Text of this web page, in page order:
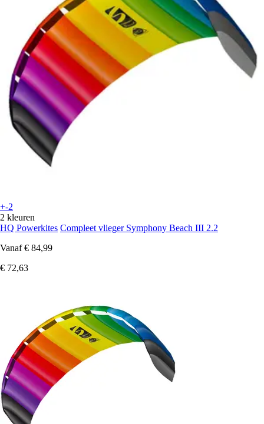
+-2
2 kleuren
HQ Powerkites Compleet vlieger Symphony Beach III 2.2
Vanaf € 84,99
€ 72,63